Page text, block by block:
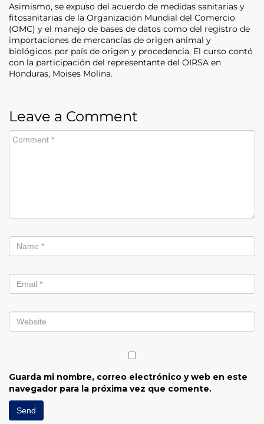
Asimismo, se expuso del acuerdo de medidas sanitarias y
fitosanitarias de la Organización Mundial del Comercio
(OMC) y el manejo de bases de datos como del registro de
importaciones de mercancías de origen animal y
biológicos por país de origen y procedencia. El curso contó
con la participación del representante del OIRSA en
Honduras, Moises Molina.
Leave a Comment
Guarda mi nombre, correo electrónico y web en este
navegador para la próxima vez que comente.